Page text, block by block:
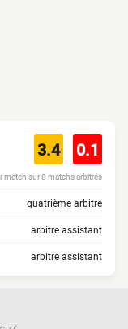
3.4 0.1
match sur 8 matchs arbitrés
quatrième arbitre
arbitre assistant
arbitre assistant